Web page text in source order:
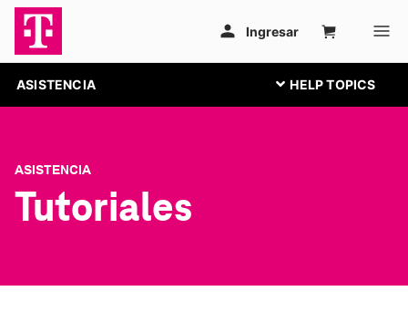
ASISTENCIA
ASISTENCIA
Tutoriales